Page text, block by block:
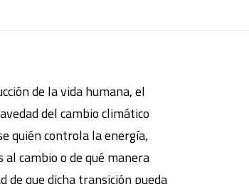
de la vida humana, el
del cambio climático
quién controla la energía,
cambio o de qué manera
que dicha transición pueda